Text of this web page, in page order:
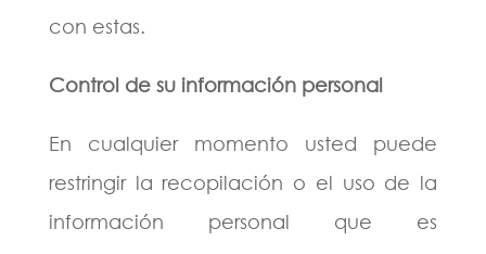
con estas.
Control de su información personal
En cualquier momento usted puede
restringir la recopilación o el uso de la
información personal que es